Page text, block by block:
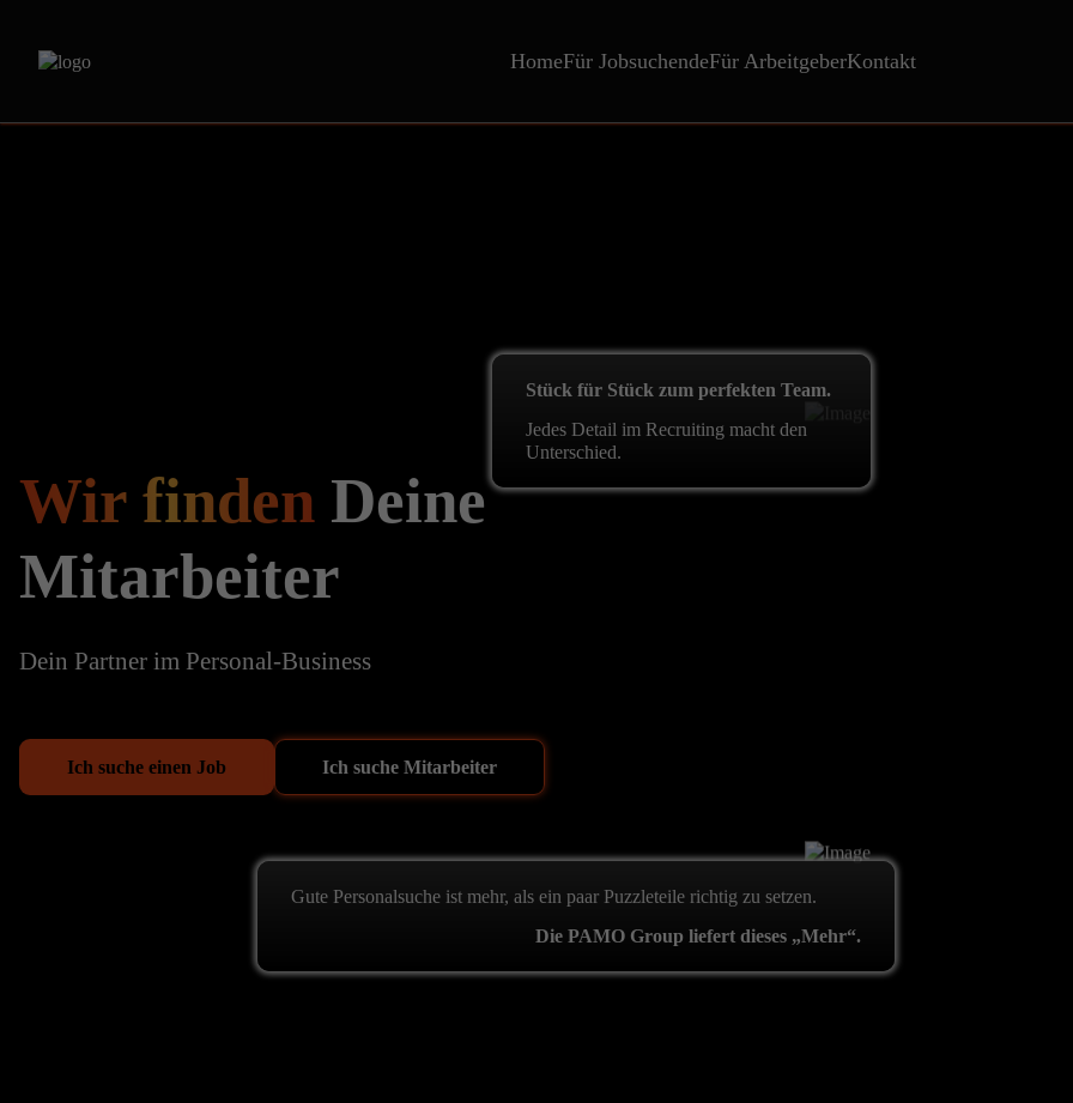
HomeFür JobsuchendeFür ArbeitgeberKontakt
Stück für Stück zum perfekten Team.
Jedes Detail im Recruiting macht den
Unterschied.
Wir finden Deine
Mitarbeiter
Dein Partner im Personal-Business
Ich suche einen Job Ich suche Mitarbeiter
Gute Personalsuche ist mehr, als ein paar Puzzleteile richtig zu setzen.
Die PAMO Group liefert dieses „Mehr“.